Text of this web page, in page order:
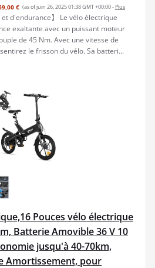
€ (as of juin 26, 2025 01:38 GMT +00:00 - Plus
et d'endurance】 Le vélo électrique
exaltante avec un puissant moteur
de 45 Nm. Avec une vitesse de
le frisson du vélo. Sa batteri...
Pouces vélo électrique
Batterie Amovible 36 V 10
jusqu'à 40-70km,
Amortissement, pour